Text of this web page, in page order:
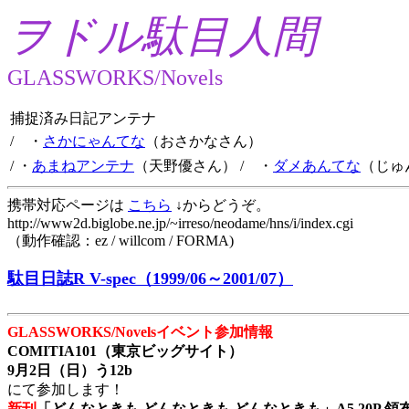
ヲドル駄目人間
GLASSWORKS/Novels
捕捉済み日記アンテナ
/ ・ さかにゃんてな （おさかなさん）
/ ・ あまねアンテナ （天野優さん） / ・ ダメあんてな （じ
携帯対応ページは こちら ↓からどうぞ。
http://www2d.biglobe.ne.jp/~irreso/neodame/hns/i/index.cgi
（動作確認：ez / willcom / FORMA)
駄目日誌R V-spec（1999/06～2001/07）
GLASSWORKS/Novelsイベント参加情報
COMITIA101（東京ビッグサイト）
9月2日（日）う12b
にて参加します！